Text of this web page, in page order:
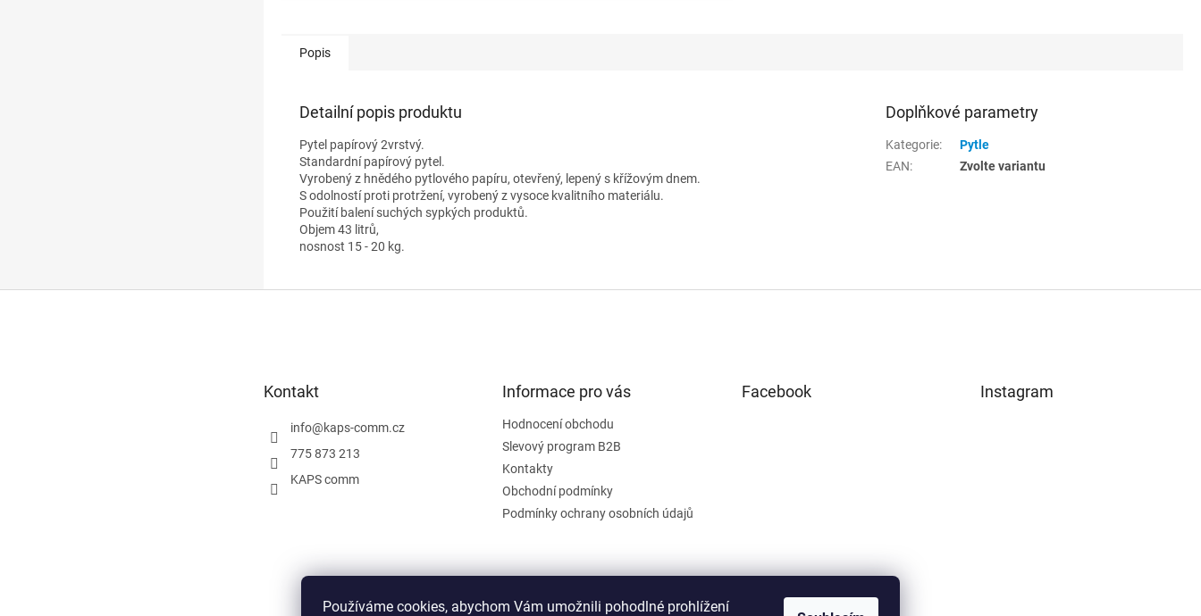
Používáme cookies, abychom Vám umožnili pohodlné prohlížení
Popis
Detailní popis produktu
Pytel papírový 2vrstvý.
Standardní papírový pytel.
Vyrobený z hnědého pytlového papíru, otevřený, lepený s křížovým dnem.
S odolností proti protržení, vyrobený z vysoce kvalitního materiálu.
Použití balení suchých sypkých produktů.
Objem 43 litrů,
nosnost 15 - 20 kg.
Doplňkové parametry
Kategorie:
Pytle
EAN: Zvolte variantu
Kontakt
info@kaps-comm.cz
775 873 213
KAPS comm
Informace pro vás
Hodnocení obchodu
Slevový program B2B
Kontakty
Obchodní podmínky
Podmínky ochrany osobních údajů
Facebook Instagram